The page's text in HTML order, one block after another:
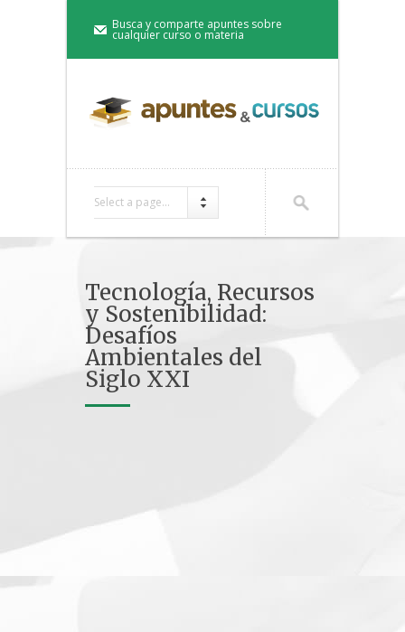
Busca y comparte apuntes sobre
cualquier curso o materia
Select a page...
Tecnología, Recursos
y Sostenibilidad:
Desafíos
Ambientales del
Siglo XXI